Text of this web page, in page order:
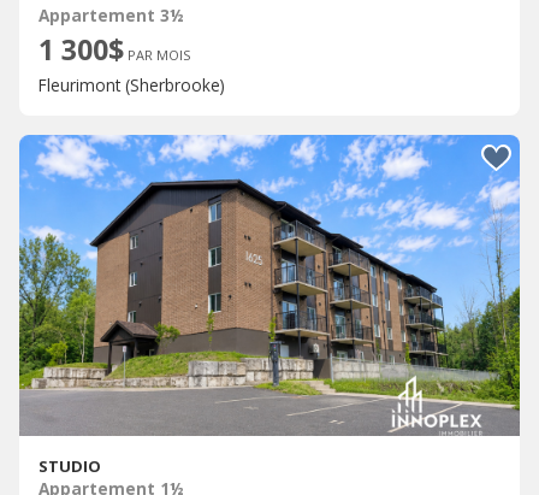
Appartement 3½
1 300$ PAR MOIS
Fleurimont (Sherbrooke)
STUDIO
Appartement 1½